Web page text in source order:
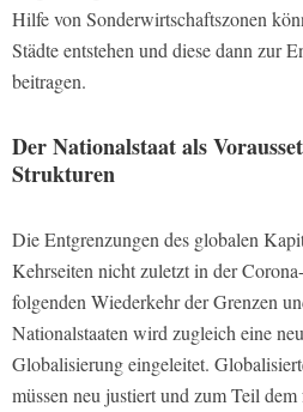
Hilfe von Sonderwirtschaftszonen
Städte entstehen und diese dann zur
beitragen.
Der Nationalstaat als
Strukturen
Die Entgrenzungen des globalen
Kehrseiten nicht zuletzt in der
folgenden Wiederkehr der Grenzen
Nationalstaaten wird zugleich eine
Globalisierung eingeleitet.
müssen neu justiert und zum Teil